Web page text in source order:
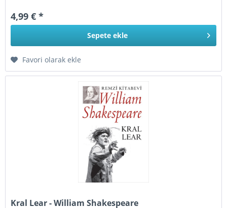
4,99 € *
Sepete ekle
Favori olarak ekle
Kral Lear - William Shakespeare